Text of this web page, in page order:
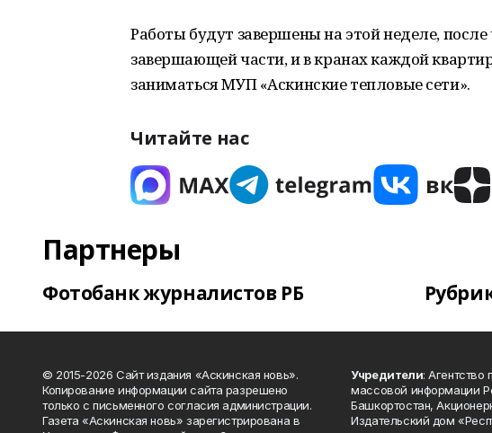
Работы будут завершены на этой неделе,
завершающей части, и в кранах каждой
заниматься МУП «Аскинские тепловые сети».
Читайте нас
Партнеры
Фотобанк журналистов РБ
© 2015-2026 Сайт издания «Аскинская новь».
Копирование информации сайта разрешено
только с письменного согласия администрации.
Газета «Аскинская новь» зарегистрирована в
Учредители: Агентство
массовой информации
Башкортостан,
Издательский дом